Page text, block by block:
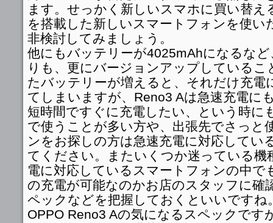
ます。せっかく新しいスマホに買い替え
を搭載した新しいスマートフォンを使い
非検討してみましょう。
他にもバッテリーが4025mAhになるな
りも、更にバージョンアップしているこ
たバッテリーが増えると、それだけ充電
てしまいますが、Reno3 Aは急速充電に
短時間ですぐに充電したい、という時に
で使うことが多い方や、出張先でさっと
ンをお探しの方は急速充電に対応してい
てください。またいくつか迷っている機
電に対応しているスマートフォンの中で
の充電が可能なのかお店のスタッフに確
ペックなどを把握しておくといいですね
OPPO Reno3 Aの気になるスペックです